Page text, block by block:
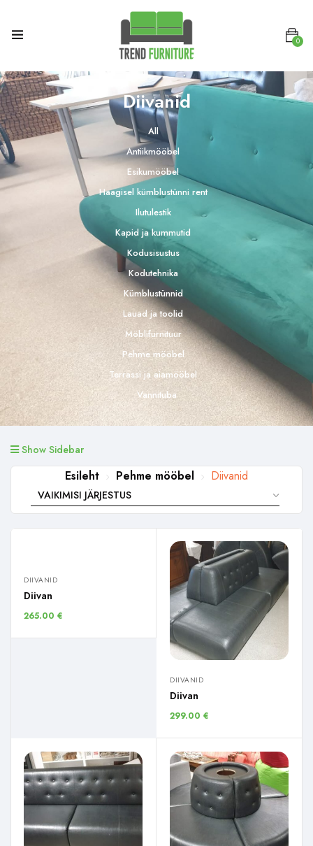
0
Diivanid
All
Antiikmööbel
Esikumööbel
Haagisel kümblustünni rent
Ilutulestik
Kapid ja kummutid
Kodusisustus
Kodutehnika
Kümblustünnid
Lauad ja toolid
Möblifurnituur
Pehme mööbel
Terrassi ja aiamööbel
Vannituba
Show Sidebar
Esileht Pehme mööbel Diivanid
DIIVANID
Diivan
265.00 €
DIIVANID
Diivan
299.00 €